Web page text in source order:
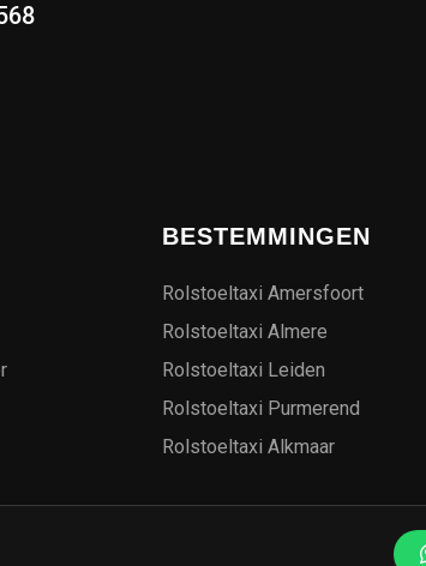
BESTEMMINGEN
Rolstoeltaxi Amersfoort
Rolstoeltaxi Almere
Rolstoeltaxi Leiden
Rolstoeltaxi Purmerend
Rolstoeltaxi Alkmaar